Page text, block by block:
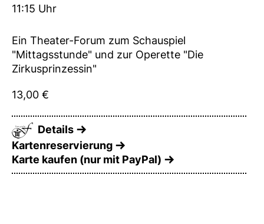
11:15 Uhr
Ein Theater-Forum zum Schauspiel
"Mittagsstunde" und zur Operette "Die
Zirkusprinzessin"
13,00 €
Details
Kartenreservierung
Karte kaufen (nur mit PayPal)